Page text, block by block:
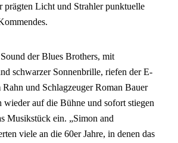
prägten Licht und Strahler punktuelle
der Blues Brothers, mit
schwarzer Sonnenbrille, riefen der E-
Rahn und Schlagzeuger Roman Bauer
wieder auf die Bühne und sofort stiegen
Musikstück ein. „Simon and
viele an die 60er Jahre, in denen das